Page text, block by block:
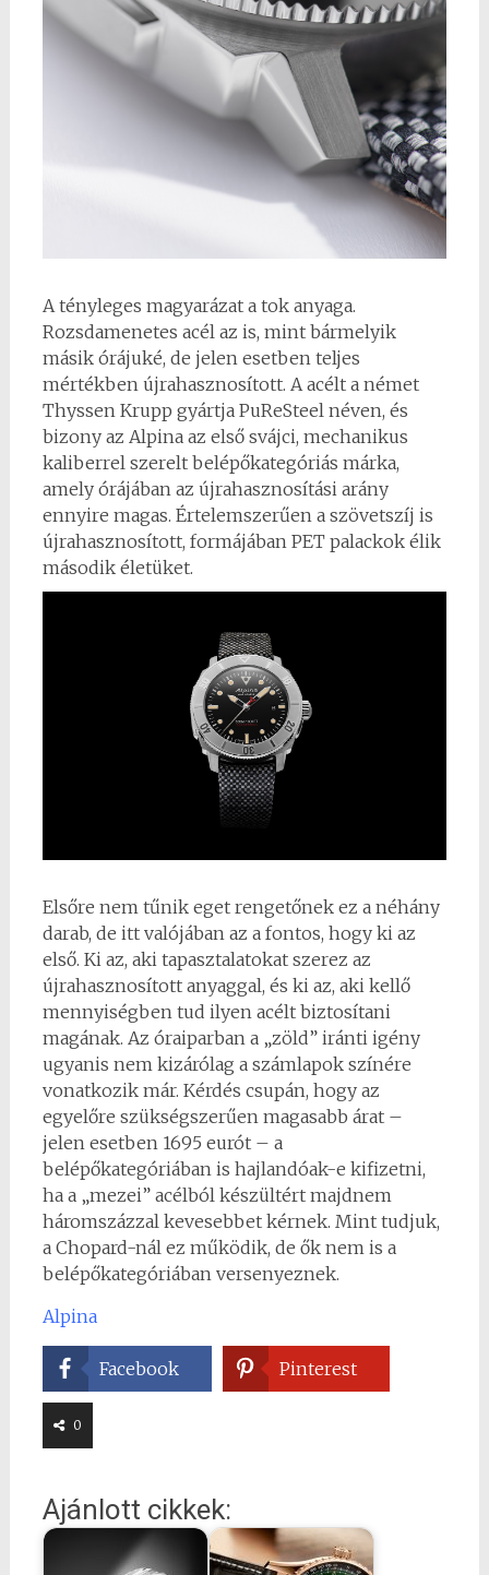
A tényleges magyarázat a tok anyaga.
Rozsdamenetes acél az is, mint bármelyik
másik órájuké, de jelen esetben teljes
mértékben újrahasznosított. A acélt a német
Thyssen Krupp gyártja PuReSteel néven, és
bizony az Alpina az első svájci, mechanikus
kaliberrel szerelt belépőkategóriás márka,
amely órájában az újrahasznosítási arány
ennyire magas. Értelemszerűen a szövetszíj is
újrahasznosított, formájában PET palackok élik
második életüket.
Elsőre nem tűnik eget rengetőnek ez a néhány
darab, de itt valójában az a fontos, hogy ki az
első. Ki az, aki tapasztalatokat szerez az
újrahasznosított anyaggal, és ki az, aki kellő
mennyiségben tud ilyen acélt biztosítani
magának. Az óraiparban a „zöld” iránti igény
ugyanis nem kizárólag a számlapok színére
vonatkozik már. Kérdés csupán, hogy az
egyelőre szükségszerűen magasabb árat –
jelen esetben 1695 eurót – a
belépőkategóriában is hajlandóak-e kifizetni,
ha a „mezei” acélból készültért majdnem
háromszázzal kevesebbet kérnek. Mint tudjuk,
a Chopard-nál ez működik, de ők nem is a
belépőkategóriában versenyeznek.
Alpina
Facebook Pinterest
0
Ajánlott cikkek: